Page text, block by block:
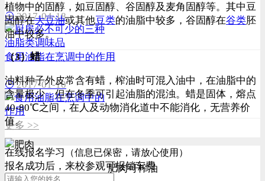
植物中的固醇，如豆固醇、谷固醇及麦角固醇等。其中豆
固醇在大豆油或其他豆类的油脂中较多，谷固醇在谷类胚
油中较多。
（3）蜡
油料种子外皮常含有蜡，榨油时可混入油中，在油脂中的
含量极少，但在冬季可引起油脂的混浊。蜡是固体，熔点
40-80℃之间，在人及动物消化道中不能消化，无营养价
值。
肥肉可榨油
2017-04-18
食用油脂在烹调中的作用
2017-01-10
更多 >>
在线报名学习 （信息已保密，请放心使用）
报名成功后，来校参观可报销车费